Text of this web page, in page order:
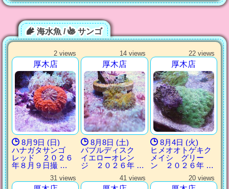
海水魚 / サンゴ
2 views
厚木店
8月9日 (日)
ハナガタサンゴ
レッド ２０２６
年８月９日撮 …
14 views
厚木店
8月8日 (土)
バブルディスク
イエローオレン
ジ ２０２６年 …
22 views
厚木店
8月4日 (火)
ヒメオオトゲキク
メイシ グリー
ン ２０２６年 …
31 views 41 views 20 views